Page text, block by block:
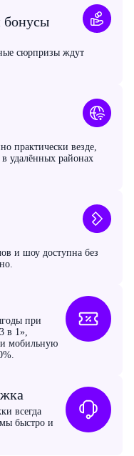
всегда
быстро и
при
в 1»,
и мобильную
и шоу доступна без
практически везде,
удалённых районах
бонусы
сюрпризы ждут